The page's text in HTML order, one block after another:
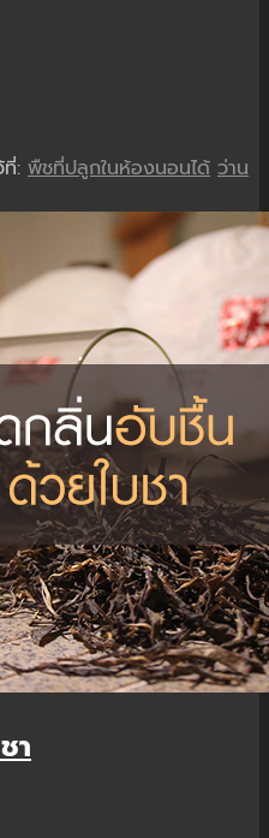
ที่: พืชที่ปลูกในห้องนอนได้ ว่าน
า